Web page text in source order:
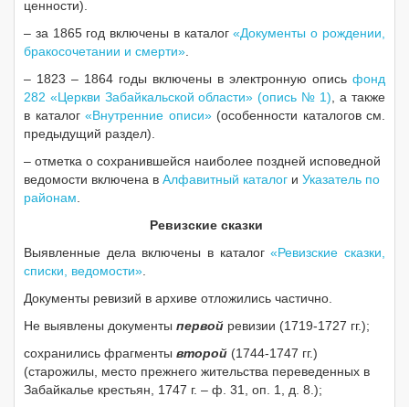
ценности).
– за 1865 год включены в каталог«Документы о рождении,
бракосочетании и смерти»
– 1823 – 1864 годы включены в электронную опись фонд
282 «Церкви Забайкальской области» (опись № 1) , а также
в каталог «Внутренние описи»(особенности каталогов см.
предыдущий раздел).
– отметка о сохранившейся наиболее поздней исповедной
ведомости включена в Алфавитный каталог и Указатель по
районам
Ревизские сказки
Выявленные дела включены в каталог«Ревизские сказки,
списки, ведомости»
Документы ревизий в архиве отложились частично.
Не выявлены документы первой ревизии (1719-1727 гг.);
сохранились фрагменты второй (1744-1747 гг.)
(старожилы, место прежнего жительства переведенных в
Забайкалье крестьян, 1747 г. – ф. 31, оп. 1, д. 8.);